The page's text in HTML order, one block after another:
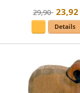
29,90  23,92
Details